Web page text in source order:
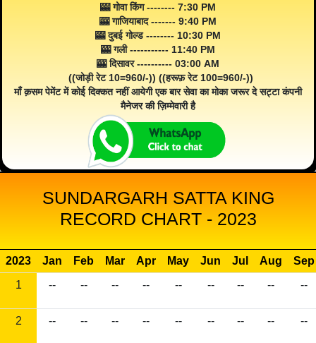
🎰 गोवा किंग -------- 7:30 PM
🎰 गाजियाबाद ------- 9:40 PM
🎰 दुबई गोल्ड -------- 10:30 PM
🎰 गली ----------- 11:40 PM
🎰 दिसावर ---------- 03:00 AM
((जोड़ी रेट 10=960/-)) ((हरूफ़ रेट 100=960/-))
माँ क़सम पेमेंट में कोई दिक्कत नहीं आयेगी एक बार सेवा का मोका जरूर दे सट्टा कंपनी
मैनेजर की ज़िम्मेवारी है
SUNDARGARH SATTA KING
RECORD CHART - 2023
2023 Jan Feb Mar Apr May Jun Jul Aug
Sep
1
-- -- -- -- -- -- -- -- --
2 -- -- -- -- -- -- -- -- --